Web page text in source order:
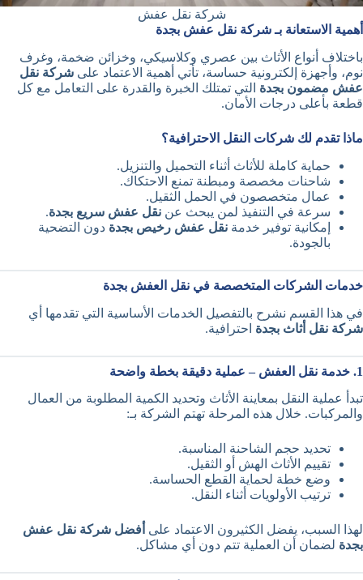
شركة نقل عفش
أهمية الاستعانة بـ شركة نقل عفش بجدة
باختلاف أنواع الأثاث بين عصري وكلاسيكي، وخزائن ضخمة، وغرف
نوم، وأجهزة إلكترونية حساسة، تأتي أهمية الاعتماد على شركة نقل
عفش مضمون بجدة التي تمتلك الخبرة والقدرة على التعامل مع كل
قطعة بأعلى درجات الأمان.
ماذا تقدم لك شركات النقل الاحترافية؟
حماية كاملة للأثاث أثناء التحميل والتنزيل.
شاحنات مخصصة ومبطنة تمنع الاحتكاك.
عمال متخصصون في الحمل الثقيل.
سرعة في التنفيذ لمن يبحث عن نقل عفش سريع بجدة.
إمكانية توفير خدمة نقل عفش رخيص بجدة دون التضحية
بالجودة.
خدمات الشركات المتخصصة في نقل العفش بجدة
في هذا القسم نشرح بالتفصيل الخدمات الأساسية التي تقدمها أي
شركة نقل أثاث بجدة احترافية.
1. خدمة نقل العفش – عملية دقيقة بخطة واضحة
تبدأ عملية النقل بمعاينة الأثاث وتحديد الكمية المطلوبة من العمال
والمركبات. خلال هذه المرحلة تهتم الشركة بـ:
تحديد حجم الشاحنة المناسبة.
تقييم الأثاث الهش أو الثقيل.
وضع خطة لحماية القطع الحساسة.
ترتيب الأولويات أثناء النقل.
لهذا السبب، يفضل الكثيرون الاعتماد على أفضل شركة نقل عفش
بجدة لضمان أن العملية تتم دون أي مشاكل.